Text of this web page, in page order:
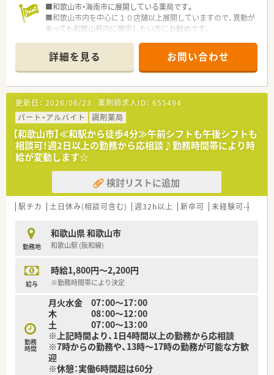
■和歌山市・海南市に展開している薬局です。
■和歌山市内を中心に１０店舗以上展開していますので、異動が
あっても和歌山県内に限定したい方にお勧めです。
しています。
詳細を見る お問い合わせ
更新日： 2026/06/23 薬剤師求人ID： 655494
パート・アルバイト
調剤薬局
【和歌山市】≪和駅から徒歩4分≫午前シフトも午後シフトも
相談可！週2日以上の勤務から応相談♪勤務時間帯により時
給が変動します☆
検討リストに追加
駅チカ 土日休み(相談可含む) 週32h以上 新卒可 未経験可
勤務地
和歌山県 和歌山市
和歌山駅 (阪和線)
給与
時給1,800円～2,200円
※勤務時間帯により決定
勤務
時間
月火水金 07：00～17：00
木 08：00～12：00
土 07：00～13：00
※上記時間より、1日4時間以上の勤務から応相談
※7時からの勤務や、13時～17時の勤務が可能な方歓
迎
※休憩：実働6時間超は60分